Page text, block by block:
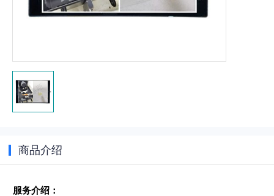
商品介绍
服务介绍：